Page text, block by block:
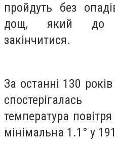
пройдуть без
дощ, який до
закінчитися.
За останні 130
температура
мінімальна 1.1° у